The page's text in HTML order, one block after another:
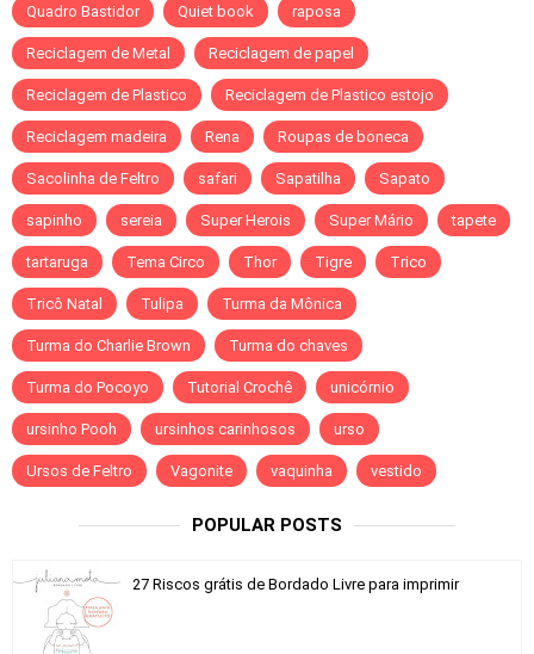
Quadro Bastidor Quiet book raposa
Reciclagem de Metal Reciclagem de papel
Reciclagem de Plastico Reciclagem de Plastico estojo
Reciclagem madeira Rena Roupas de boneca
Sacolinha de Feltro safari Sapatilha Sapato
sapinho sereia Super Herois Super Mário tapete
tartaruga Tema Circo Thor Tigre Trico
Tricô Natal Tulipa Turma da Mônica
Turma do Charlie Brown Turma do chaves
Turma do Pocoyo Tutorial Crochê unicórnio
ursinho Pooh ursinhos carinhosos urso
Ursos de Feltro Vagonite vaquinha vestido
POPULAR POSTS
27 Riscos grátis de Bordado Livre para imprimir